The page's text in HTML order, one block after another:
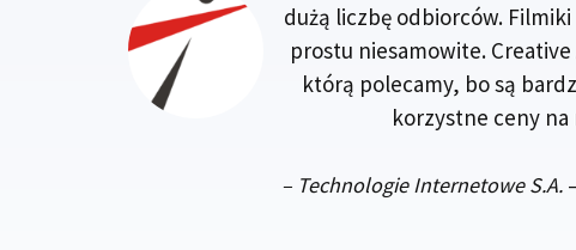
dużą liczbę odbiorców.
prostu niesamowite.
którą polecamy, bo są
korzystne ceny na
– Technologie Internetowe S.A.–